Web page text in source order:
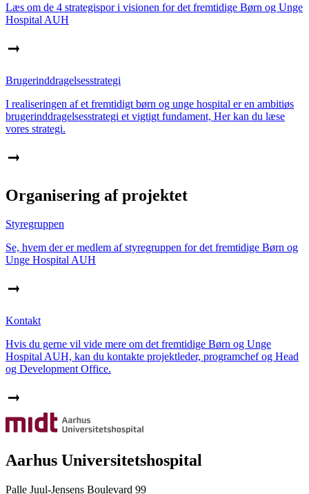
Læs om de 4 strategispor i visionen for det fremtidige Børn og Unge
Hospital AUH
Brugerinddragelsesstrategi
I realiseringen af et fremtidigt børn og unge hospital er en ambitiøs
brugerinddragelsesstrategi et vigtigt fundament, Her kan du læse
vores strategi.
Organisering af projektet
Styregruppen
Se, hvem der er medlem af styregruppen for det fremtidige Børn og
Unge Hospital AUH
Kontakt
Hvis du gerne vil vide mere om det fremtidige Børn og Unge
Hospital AUH, kan du kontakte projektleder, programchef og Head
og Development Office.
Aarhus Universitetshospital
Palle Juul-Jensens Boulevard 99